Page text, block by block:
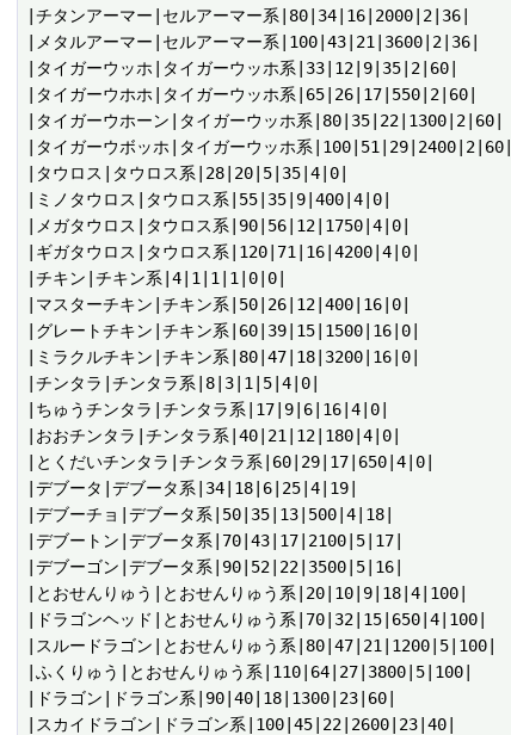
|チタンアーマー|セルアーマー系|80|34|16|2000|2|36|
|メタルアーマー|セルアーマー系|100|43|21|3600|2|36|
|タイガーウッホ|タイガーウッホ系|33|12|9|35|2|60|
|タイガーウホホ|タイガーウッホ系|65|26|17|550|2|60|
|タイガーウホーン|タイガーウッホ系|80|35|22|1300|2|60|
|タイガーウボッホ|タイガーウッホ系|100|51|29|2400|2|60|
|タウロス|タウロス系|28|20|5|35|4|0|
|ミノタウロス|タウロス系|55|35|9|400|4|0|
|メガタウロス|タウロス系|90|56|12|1750|4|0|
|ギガタウロス|タウロス系|120|71|16|4200|4|0|
|チキン|チキン系|4|1|1|1|0|0|
|マスターチキン|チキン系|50|26|12|400|16|0|
|グレートチキン|チキン系|60|39|15|1500|16|0|
|ミラクルチキン|チキン系|80|47|18|3200|16|0|
|チンタラ|チンタラ系|8|3|1|5|4|0|
|ちゅうチンタラ|チンタラ系|17|9|6|16|4|0|
|おおチンタラ|チンタラ系|40|21|12|180|4|0|
|とくだいチンタラ|チンタラ系|60|29|17|650|4|0|
|デブータ|デブータ系|34|18|6|25|4|19|
|デブーチョ|デブータ系|50|35|13|500|4|18|
|デブートン|デブータ系|70|43|17|2100|5|17|
|デブーゴン|デブータ系|90|52|22|3500|5|16|
|とおせんりゅう|とおせんりゅう系|20|10|9|18|4|100|
|ドラゴンヘッド|とおせんりゅう系|70|32|15|650|4|100|
|スルードラゴン|とおせんりゅう系|80|47|21|1200|5|100|
|ふくりゅう|とおせんりゅう系|110|64|27|3800|5|100|
|ドラゴン|ドラゴン系|90|40|18|1300|23|60|
|スカイドラゴン|ドラゴン系|100|45|22|2600|23|40|